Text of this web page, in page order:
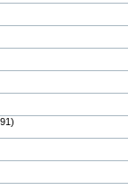
)